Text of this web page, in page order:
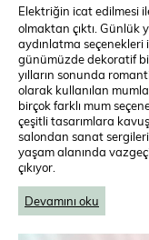
Elektriğin icat edilmesi
olmaktan çıktı. Günlük
aydınlatma seçenekleri
günümüzde dekoratif
yılların sonunda
olarak kullanılan
birçok farklı mum
çeşitli tasarımlara
salondan sanat
yaşam alanında
çıkıyor.
Devamını oku